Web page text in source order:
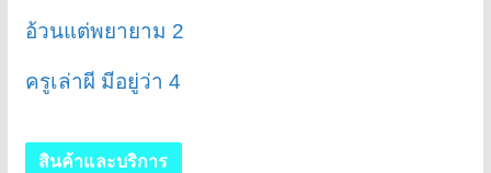
อ้วนแต่พยายาม 2
ครูเล่าผี มีอยู่ว่า 4
สินค้าและบริการ